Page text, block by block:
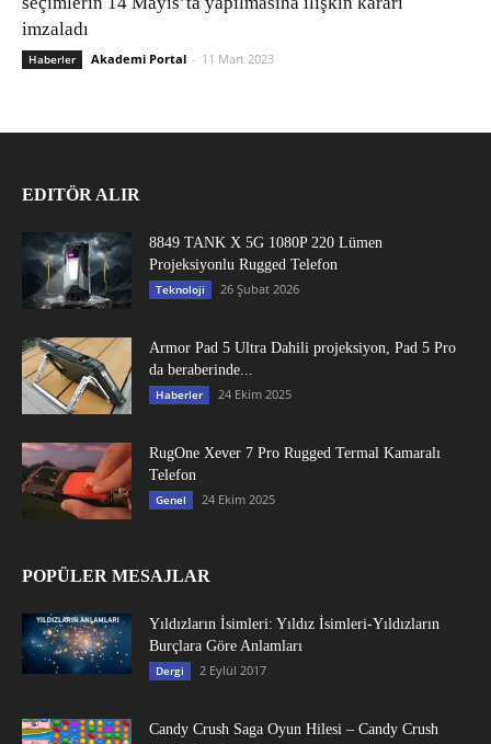
imzaladı
Haberler Akademi Portal - 11 Mart 2023
EDITÖR ALIR
8849 TANK X 5G 1080P 220 Lümen
Projeksiyonlu Rugged Telefon
Teknoloji 26 Şubat 2026
Armor Pad 5 Ultra Dahili projeksiyon, Pad 5 Pro
da beraberinde...
Haberler 24 Ekim 2025
RugOne Xever 7 Pro Rugged Termal Kamaralı
Telefon
Genel 24 Ekim 2025
POPÜLER MESAJLAR
Yıldızların İsimleri: Yıldız İsimleri-Yıldızların
Burçlara Göre Anlamları
Dergi 2 Eylül 2017
Candy Crush Saga Oyun Hilesi – Candy Crush